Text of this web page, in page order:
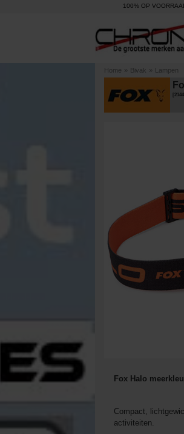
100% OP
Home » Bivak » Lampen
Fox Halo
Compact,
activiteiten.